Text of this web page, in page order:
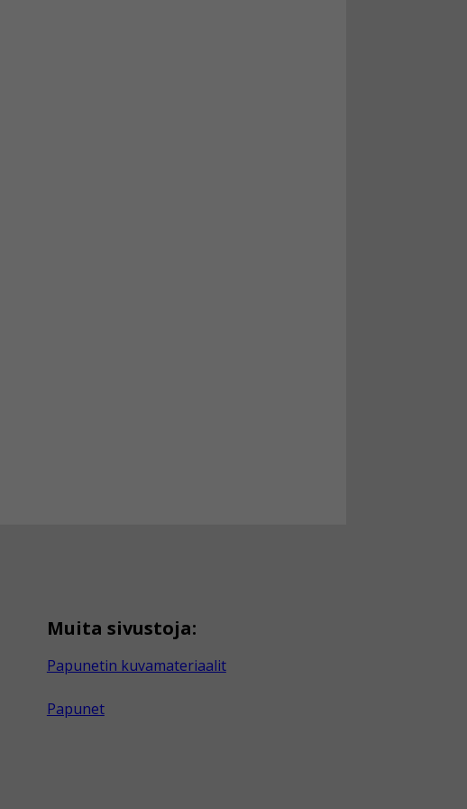
Muita sivustoja:
Papunetin kuvamateriaalit
Papunet